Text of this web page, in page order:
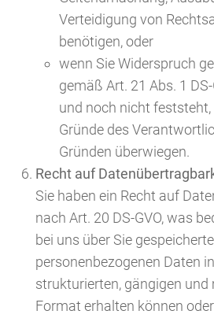
Verteidigung von
benötigen, oder
wenn Sie Widerspruch
gemäß Art. 21 Abs. 1
und noch nicht
Gründe des
Gründen überwiegen.
Recht auf
Sie haben ein Recht auf
nach Art. 20 DS-GVO, was
bei uns über Sie
personenbezogenen Daten
strukturierten, gängigen und
Format erhalten können